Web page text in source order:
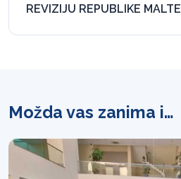
REVIZIJU REPUBLIKE MALTE
Možda vas zanima i…